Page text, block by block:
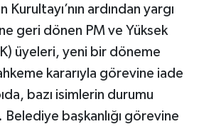
Kurultayı’nın ardından yargı
geri dönen PM ve Yüksek
üyeleri, yeni bir döneme
kararıyla görevine iade
bazı isimlerin durumu
Belediye başkanlığı görevine